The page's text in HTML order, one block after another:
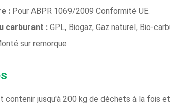
: Pour ABPR 1069/2009 Conformité UE.
carburant : GPL, Biogaz, Gaz naturel, Bio-
sur remorque
contenir jusqu'à 200 kg de déchets à la fois